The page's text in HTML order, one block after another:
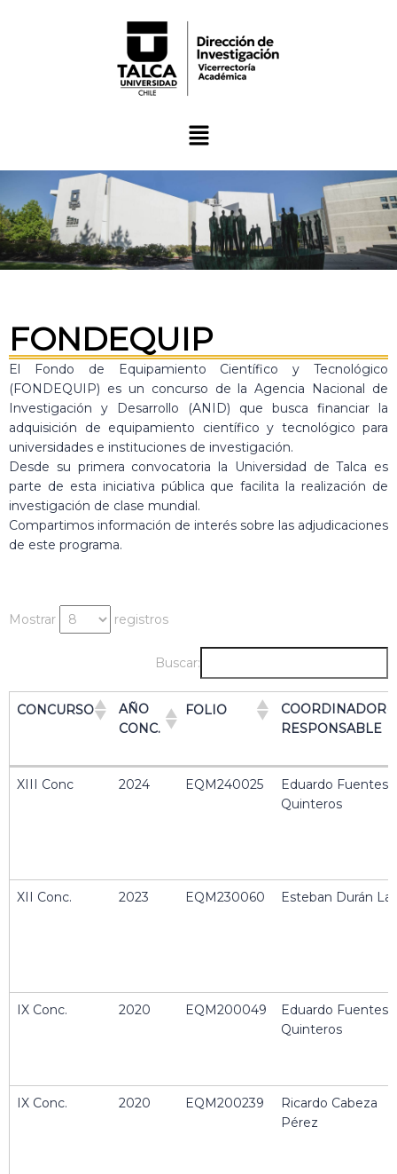
FONDEQUIP
El Fondo de Equipamiento Científico y Tecnológico
(FONDEQUIP) es un concurso de la Agencia Nacional de
Investigación y Desarrollo (ANID) que busca financiar la
adquisición de equipamiento científico y tecnológico para
universidades e instituciones de investigación.
Desde su primera convocatoria la Universidad de Talca es
parte de esta iniciativa pública que facilita la realización de
investigación de clase mundial.
Compartimos información de interés sobre las adjudicaciones
de este programa.
Mostrar registros
Buscar:
CONCURSO
AÑO
CONC.
FOLIO
RESPONSABLE
CONCURSO
AÑO
FOLIO
RESPONSABLE
XIII Conc 2024 EQM240025
Eduardo Fuentes
Quinteros
XII Conc. 2023 EQM230060 Esteban Durán
IX Conc. 2020 EQM200049
Eduardo Fuentes
Quinteros
IX Conc. 2020 EQM200239
Ricardo Cabeza
Pérez